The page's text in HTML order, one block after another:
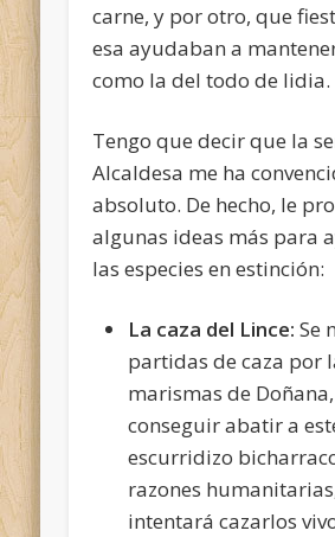
carne, y por otro, que
esa ayudaban a
como la del todo de lidia.
Tengo que decir que la
Alcaldesa me ha
absoluto. De hecho, le
algunas ideas más para
las especies en estinción:
La caza del Lince: Se
partidas de caza por
marismas de
conseguir abatir a
escurridizo
razones
intentará cazarlos